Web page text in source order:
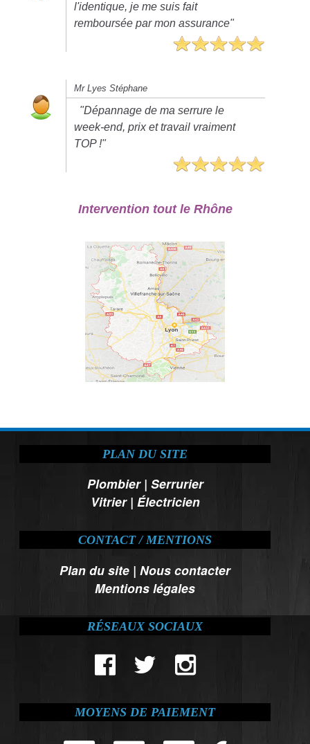
l'identique, je me suis fait
remboursée par mon assurance"
Mr Lyes Stéphane
"Dépannage de ma serrure le
week-end, prix et travail vraiment
TOP !"
Intervention tout le Rhône
PLAN DU SITE
Plombier| Serrurier
Vitrier| Électricien
CONTACT / MENTIONS
Plan du site |Nous contacter
Mentions légales
RÉSEAUX SOCIAUX
MOYENS DE PAIEMENT